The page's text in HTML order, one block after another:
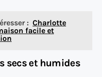
: Charlotte
facile et
secs et humides